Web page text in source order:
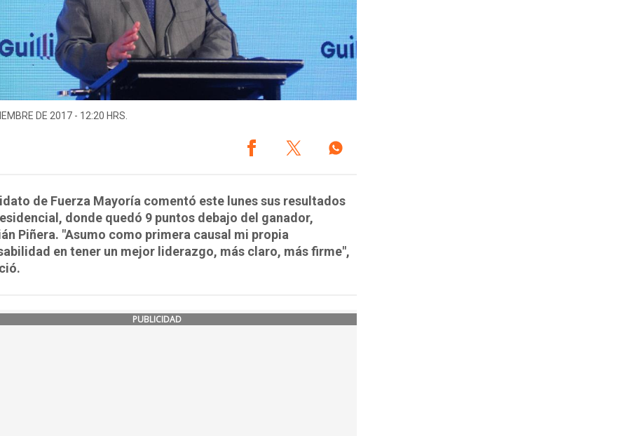
DE 2017 - 12:20 HRS.
de Fuerza Mayoría comentó este lunes sus resultados
donde quedó 9 puntos debajo del ganador,
Piñera. "Asumo como primera causal mi propia
en tener un mejor liderazgo, más claro, más firme",
PUBLICIDAD